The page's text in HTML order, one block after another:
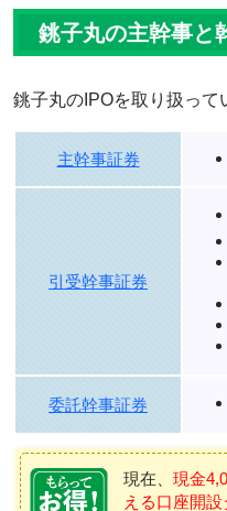
銚子丸の主幹事と
銚子丸のIPOを取り扱って
主幹事証券
引受幹事証券
委託幹事証券
現在、 現金
える口座開